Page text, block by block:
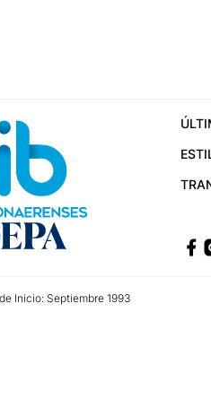
Inicio: Septiembre 1993